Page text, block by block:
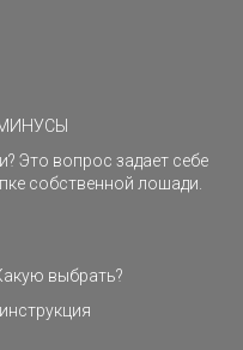
Это вопрос задает себе
собственной лошади.
выбрать?